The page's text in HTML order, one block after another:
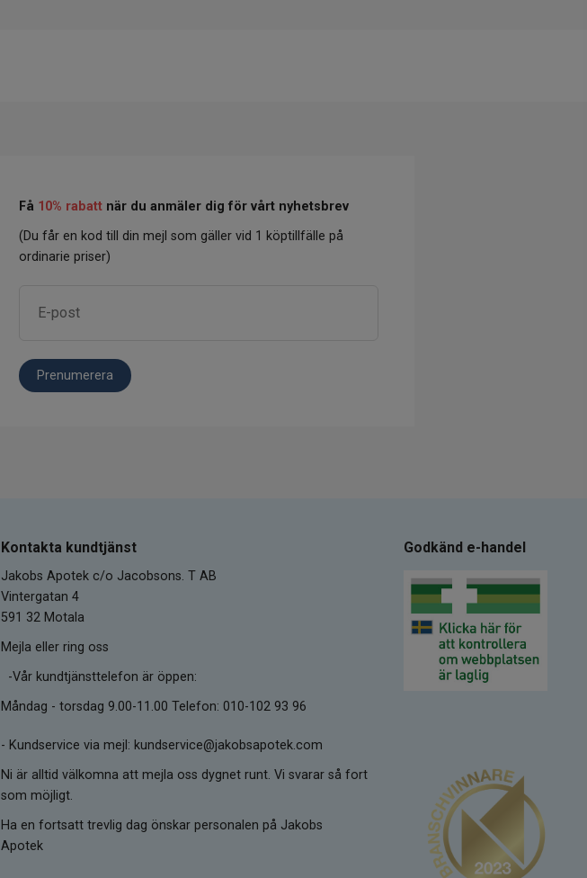
Få 10% rabatt när du anmäler dig för vårt nyhetsbrev
(Du får en kod till din mejl som gäller vid 1 köptillfälle på
ordinarie priser)
Prenumerera
Kontakta kundtjänst
Jakobs Apotek c/o Jacobsons. T AB
Vintergatan 4
591 32 Motala
Mejla eller ring oss
-Vår kundtjänsttelefon är öppen:
Måndag - torsdag 9.00-11.00 Telefon: 010-102 93 96
- Kundservice via mejl: kundservice@jakobsapotek.com
Ni är alltid välkomna att mejla oss dygnet runt. Vi svarar så fort
som möjligt.
Ha en fortsatt trevlig dag önskar personalen på Jakobs
Apotek
Godkänd e-handel